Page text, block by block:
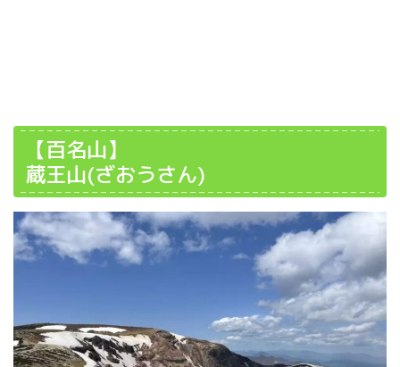
【百名山】
蔵王山(ざおうさん)